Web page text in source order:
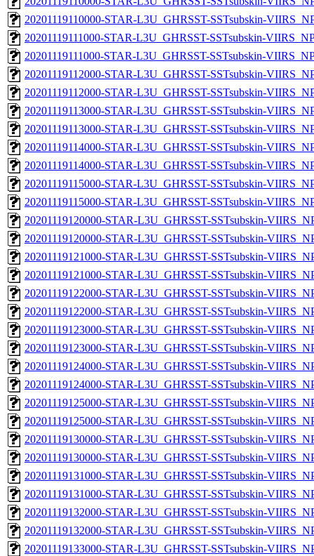
20201119110000-STAR-L3U_GHRSST-SSTsubskin-
20201119111000-STAR-L3U_GHRSST-SSTsubskin-
20201119111000-STAR-L3U_GHRSST-SSTsubskin-
20201119112000-STAR-L3U_GHRSST-SSTsubskin-
20201119112000-STAR-L3U_GHRSST-SSTsubskin-
20201119113000-STAR-L3U_GHRSST-SSTsubskin-
20201119113000-STAR-L3U_GHRSST-SSTsubskin-
20201119114000-STAR-L3U_GHRSST-SSTsubskin-
20201119114000-STAR-L3U_GHRSST-SSTsubskin-
20201119115000-STAR-L3U_GHRSST-SSTsubskin-
20201119115000-STAR-L3U_GHRSST-SSTsubskin-
20201119120000-STAR-L3U_GHRSST-SSTsubskin-
20201119120000-STAR-L3U_GHRSST-SSTsubskin-
20201119121000-STAR-L3U_GHRSST-SSTsubskin-
20201119121000-STAR-L3U_GHRSST-SSTsubskin-
20201119122000-STAR-L3U_GHRSST-SSTsubskin-
20201119122000-STAR-L3U_GHRSST-SSTsubskin-
20201119123000-STAR-L3U_GHRSST-SSTsubskin-
20201119123000-STAR-L3U_GHRSST-SSTsubskin-
20201119124000-STAR-L3U_GHRSST-SSTsubskin-
20201119124000-STAR-L3U_GHRSST-SSTsubskin-
20201119125000-STAR-L3U_GHRSST-SSTsubskin-
20201119125000-STAR-L3U_GHRSST-SSTsubskin-
20201119130000-STAR-L3U_GHRSST-SSTsubskin-
20201119130000-STAR-L3U_GHRSST-SSTsubskin-
20201119131000-STAR-L3U_GHRSST-SSTsubskin-
20201119131000-STAR-L3U_GHRSST-SSTsubskin-
20201119132000-STAR-L3U_GHRSST-SSTsubskin-
20201119132000-STAR-L3U_GHRSST-SSTsubskin-
20201119133000-STAR-L3U_GHRSST-SSTsubskin-